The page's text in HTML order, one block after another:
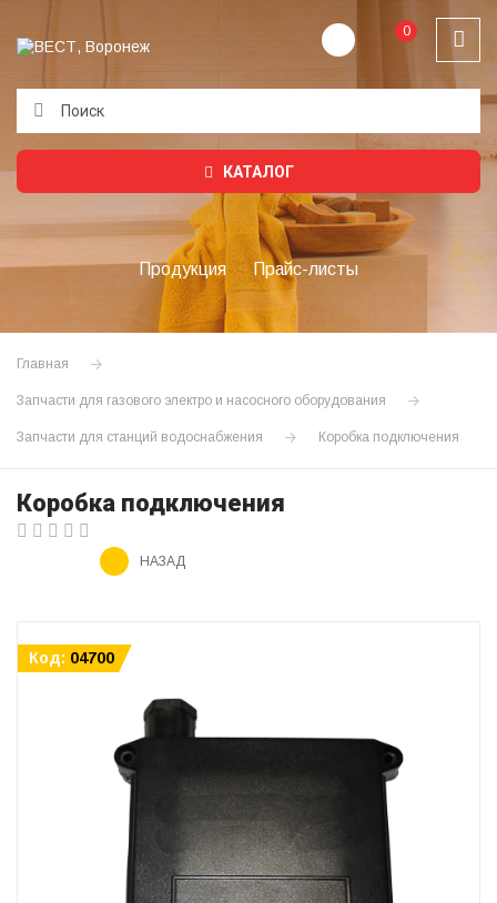
0
КАТАЛОГ
Продукция Прайс-листы
Главная
Запчасти для газового электро и насосного оборудования
Запчасти для станций водоснабжения Коробка подключения
Коробка подключения
НАЗАД
Код: 04700